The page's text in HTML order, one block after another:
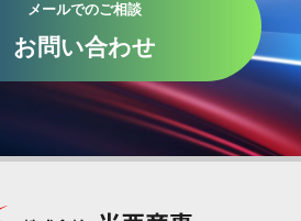
メールでのご相談
お問い合わせ